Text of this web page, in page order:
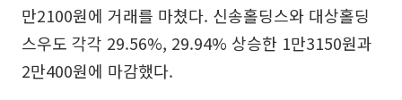
만2100원에 거래를 마쳤다. 신송홀딩스와 대상홀딩
스우도 각각 29.56%, 29.94% 상승한 1만3150원과
2만400원에 마감했다.